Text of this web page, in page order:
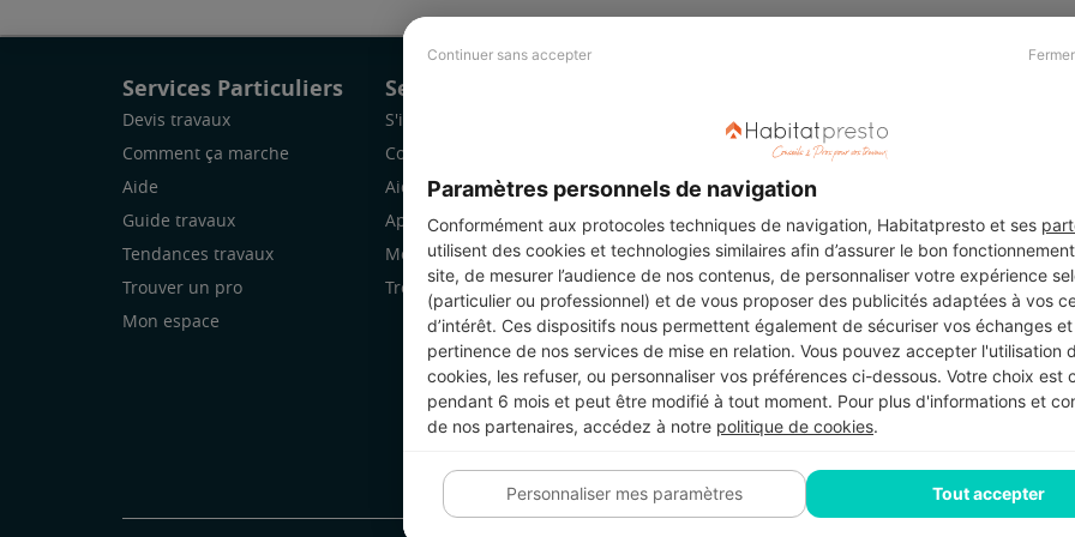
Continuer sans accepter
Paramètres personnels de navigation
Conformément aux protocoles techniques de navigation, Habitatpresto et ses
utilisent des cookies et technologies similaires afin d’assurer le bon
site, de mesurer l’audience de nos contenus, de personnaliser votre expérience
(particulier ou professionnel) et de vous proposer des publicités adaptées à vos
d’intérêt. Ces dispositifs nous permettent également de sécuriser vos échanges
pertinence de nos services de mise en relation. Vous pouvez accepter l'utilisation
cookies, les refuser, ou personnaliser vos préférences ci-dessous. Votre choix est
pendant 6 mois et peut être modifié à tout moment. Pour plus d'informations et
de nos partenaires, accédez à notre politique de cookies.
Personnaliser mes paramètres Tout accepter
Services Particuliers
Devis travaux
Comment ça marche
Aide
Guide travaux
Tendances travaux
Trouver un pro
Mon espace
Services Pro
S'inscrire
Comment ça marche
Aide
Application Mobile
Mon espace
Trouver des chantiers
Revue de presse
Légal
Charte cookies
Suivez-nous